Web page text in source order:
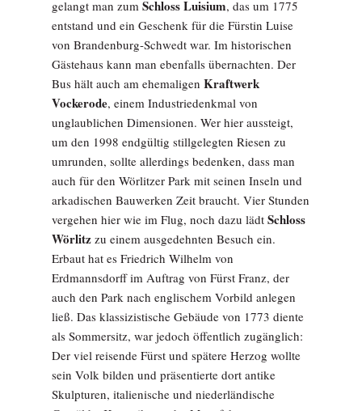
gelangt man zum Schloss Luisium, das um 1775
entstand und ein Geschenk für die Fürstin Luise
von Brandenburg-Schwedt war. Im historischen
Gästehaus kann man ebenfalls übernachten. Der
Bus hält auch am ehemaligen Kraftwerk
Vockerode, einem Industriedenkmal von
unglaublichen Dimensionen. Wer hier aussteigt,
um den 1998 endgültig stillgelegten Riesen zu
umrunden, sollte allerdings bedenken, dass man
auch für den Wörlitzer Park mit seinen Inseln und
arkadischen Bauwerken Zeit braucht. Vier Stunden
vergehen hier wie im Flug, noch dazu lädt Schloss
Wörlitz zu einem ausgedehnten Besuch ein.
Erbaut hat es Friedrich Wilhelm von
Erdmannsdorff im Auftrag von Fürst Franz, der
auch den Park nach englischem Vorbild anlegen
ließ. Das klassizistische Gebäude von 1773 diente
als Sommersitz, war jedoch öffentlich zugänglich:
Der viel reisende Fürst und spätere Herzog wollte
sein Volk bilden und präsentierte dort antike
Skulpturen, italienische und niederländische